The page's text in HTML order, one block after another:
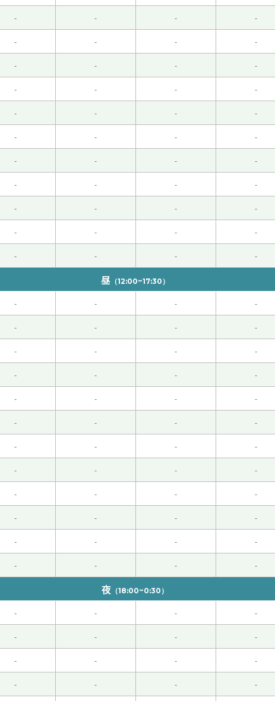
教えてもらいました。楽しかったです！
難うございました。またお願い致します！
代 男性 )
。很高兴这次听老师的直率的感想。下次再见！( 女性 )
お願いします。( 50代 男性 )
- - - -
- - - -
- - - -
- - - -
- - - -
- - - -
- - - -
- - - -
- - - -
- - - -
- - - -
昼（12:00~17:30）
- - - -
- - - -
- - - -
- - - -
- - - -
- - - -
- - - -
- - - -
- - - -
- - - -
- - - -
- - - -
夜 （18:00~0:30）
- - - -
- - - -
- - - -
- - - -